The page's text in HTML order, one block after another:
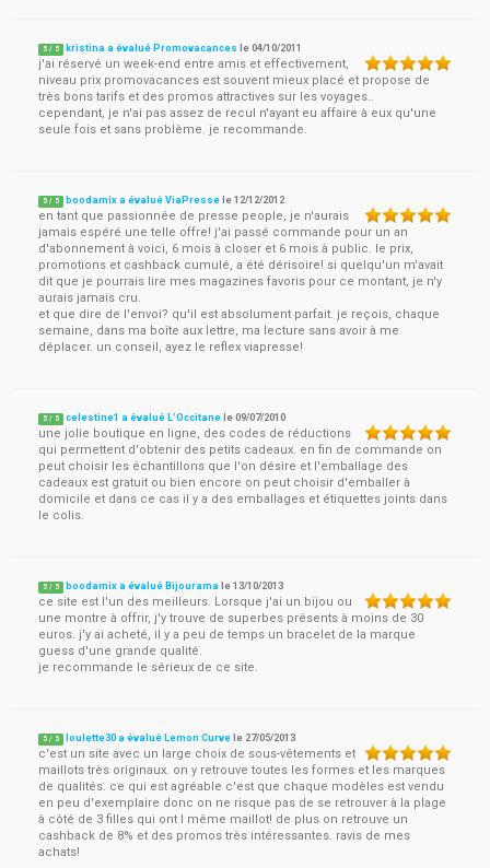
5 / 5 kristina a évalué Promovacances le04/10/2011
j'ai réservé un week-end entre amis et effectivement,
niveau prix promovacances est souvent mieux placé et propose de
très bons tarifs et des promos attractives sur les voyages..
cependant, je n'ai pas assez de recul n'ayant eu affaire à eux qu'une
seule fois et sans problème. je recommande.
5 / 5 boodamix a évalué ViaPresse le12/12/2012
en tant que passionnée de presse people, je n'aurais
jamais espéré une telle offre! j'ai passé commande pour un an
d'abonnement à voici, 6 mois à closer et 6 mois à public. le prix,
promotions et cashback cumulé, a été dérisoire! si quelqu'un m'avait
dit que je pourrais lire mes magazines favoris pour ce montant, je n'y
aurais jamais cru.
et que dire de l'envoi? qu'il est absolument parfait. je reçois, chaque
semaine, dans ma boîte aux lettre, ma lecture sans avoir à me
déplacer. un conseil, ayez le reflex viapresse!
5 / 5 celestine1 a évalué L'Occitane le09/07/2010
une jolie boutique en ligne, des codes de réductions
qui permettent d'obtenir des petits cadeaux. en fin de commande on
peut choisir les échantillons que l'on désire et l'emballage des
cadeaux est gratuit ou bien encore on peut choisir d'emballer à
domicile et dans ce cas il y a des emballages et étiquettes joints dans
le colis.
5 / 5 boodamix a évalué Bijourama le13/10/2013
ce site est l'un des meilleurs. Lorsque j'ai un bijou ou
une montre à offrir, j'y trouve de superbes présents à moins de 30
euros. j'y ai acheté, il y a peu de temps un bracelet de la marque
guess d'une grande qualité.
je recommande le sérieux de ce site.
5 / 5 loulette30 a évalué Lemon Curve le 27/05/2013
c'est un site avec un large choix de sous-vêtements et
maillots très originaux. on y retrouve toutes les formes et les marques
de qualités. ce qui est agréable c'est que chaque modèles est vendu
en peu d'exemplaire donc on ne risque pas de se retrouver à la plage
à côté de 3 filles qui ont l même maillot! de plus on retrouve un
cashback de 8% et des promos très intéressantes. ravis de mes
achats!